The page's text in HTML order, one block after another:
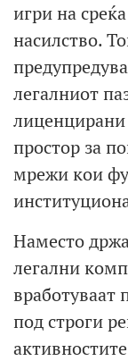
игри на
насилство.
легалниот
простор за
мрежи кои
Наместо
легални
вработуваат
под строги